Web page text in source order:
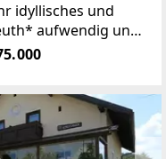
idyllisches und
aufwendig und
Altholz und
ruhig gelegen in